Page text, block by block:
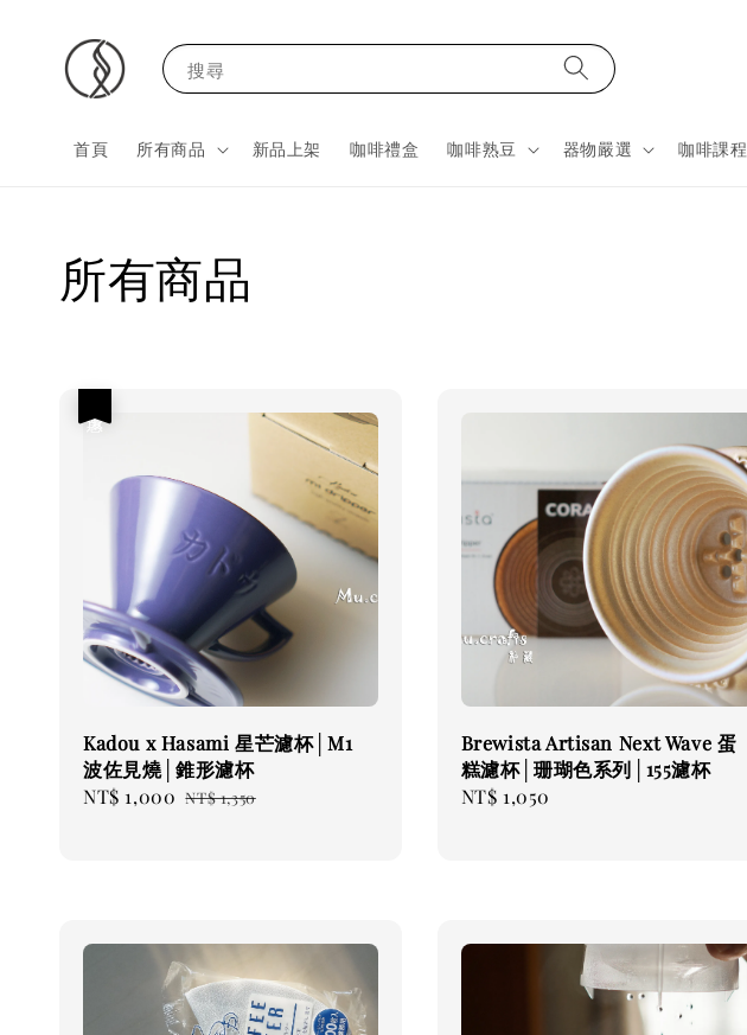
搜尋
首頁 所有商品 新品上架 咖啡禮盒 咖啡熟豆 器物嚴選 咖啡課程
所有商品
Kadou x Hasami 星芒濾杯│M1
波佐見燒│錐形濾杯
Sale
NT$ 1,000 Regular
NT$ 1,350
Brewista Artisan Next Wave 蛋
糕濾杯│珊瑚色系列│155濾杯
Regular
NT$ 1,050